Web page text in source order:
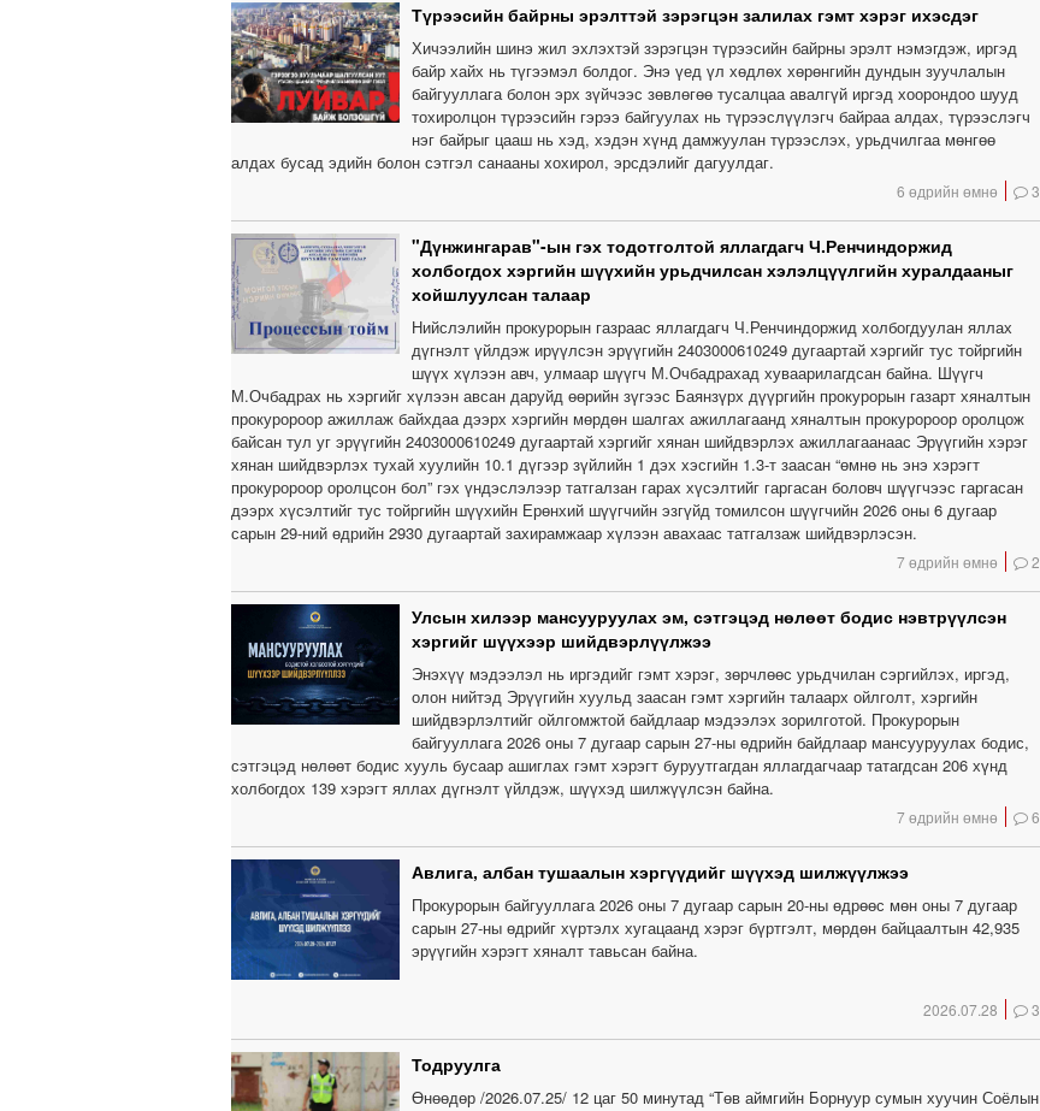
Түрээсийн байрны эрэлттэй зэрэгцэн залилах гэмт хэрэг ихэсдэг
Хичээлийн шинэ жил эхлэхтэй зэрэгцэн түрээсийн байрны эрэлт нэмэгдэж, иргэд
байр хайх нь түгээмэл болдог. Энэ үед үл хөдлөх хөрөнгийн дундын зуучлалын
байгууллага болон эрх зүйчээс зөвлөгөө тусалцаа авалгүй иргэд хоорондоо шууд
тохиролцон түрээсийн гэрээ байгуулах нь түрээслүүлэгч байраа алдах, түрээслэгч
нэг байрыг цааш нь хэд, хэдэн хүнд дамжуулан түрээслэх, урьдчилгаа мөнгөө
алдах бусад эдийн болон сэтгэл санааны хохирол, эрсдэлийг дагуулдаг.
6 өдрийн өмнө 3
"Дүнжингарав"-ын гэх тодотголтой яллагдагч Ч.Ренчиндоржид
холбогдох хэргийн шүүхийн урьдчилсан хэлэлцүүлгийн хуралдааныг
хойшлуулсан талаар
Нийслэлийн прокурорын газраас яллагдагч Ч.Ренчиндоржид холбогдуулан яллах
дүгнэлт үйлдэж ирүүлсэн эрүүгийн 2403000610249 дугаартай хэргийг тус тойргийн
шүүх хүлээн авч, улмаар шүүгч М.Очбадрахад хуваарилагдсан байна. Шүүгч
М.Очбадрах нь хэргийг хүлээн авсан даруйд өөрийн зүгээс Баянзүрх дүүргийн прокурорын газарт хяналтын
прокуророор ажиллаж байхдаа дээрх хэргийн мөрдөн шалгах ажиллагаанд хяналтын прокуророор оролцож
байсан тул уг эрүүгийн 2403000610249 дугаартай хэргийг хянан шийдвэрлэх ажиллагаанаас Эрүүгийн хэрэг
хянан шийдвэрлэх тухай хуулийн 10.1 дүгээр зүйлийн 1 дэх хэсгийн 1.3-т заасан “өмнө нь энэ хэрэгт
прокуророор оролцсон бол” гэх үндэслэлээр татгалзан гарах хүсэлтийг гаргасан боловч шүүгчээс гаргасан
дээрх хүсэлтийг тус тойргийн шүүхийн Ерөнхий шүүгчийн эзгүйд томилсон шүүгчийн 2026 оны 6 дугаар
сарын 29-ний өдрийн 2930 дугаартай захирамжаар хүлээн авахаас татгалзаж шийдвэрлэсэн.
7 өдрийн өмнө 2
Улсын хилээр мансууруулах эм, сэтгэцэд нөлөөт бодис нэвтрүүлсэн
хэргийг шүүхээр шийдвэрлүүлжээ
Энэхүү мэдээлэл нь иргэдийг гэмт хэрэг, зөрчлөөс урьдчилан сэргийлэх, иргэд,
олон нийтэд Эрүүгийн хуульд заасан гэмт хэргийн талаарх ойлголт, хэргийн
шийдвэрлэлтийг ойлгомжтой байдлаар мэдээлэх зорилготой. Прокурорын
байгууллага 2026 оны 7 дугаар сарын 27-ны өдрийн байдлаар мансууруулах бодис,
сэтгэцэд нөлөөт бодис хууль бусаар ашиглах гэмт хэрэгт буруутгагдан яллагдагчаар татагдсан 206 хүнд
холбогдох 139 хэрэгт яллах дүгнэлт үйлдэж, шүүхэд шилжүүлсэн байна.
7 өдрийн өмнө 6
Авлига, албан тушаалын хэргүүдийг шүүхэд шилжүүлжээ
Прокурорын байгууллага 2026 оны 7 дугаар сарын 20-ны өдрөөс мөн оны 7 дугаар
сарын 27-ны өдрийг хүртэлх хугацаанд хэрэг бүртгэлт, мөрдөн байцаалтын 42,935
эрүүгийн хэрэгт хяналт тавьсан байна.
2026.07.28 3
Тодруулга
Өнөөдөр /2026.07.25/ 12 цаг 50 минутад “Төв аймгийн Борнуур сумын хуучин Соёлын